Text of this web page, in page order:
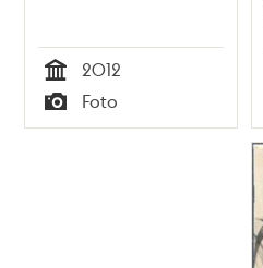
Tid
2012
Typ
Foto